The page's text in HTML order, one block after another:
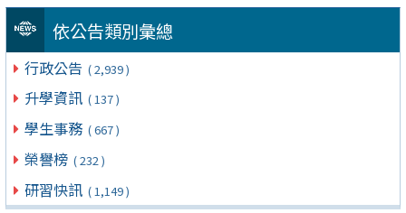
依公告類別彙總
行政公告 ( 2,939 )
升學資訊 ( 137 )
學生事務 ( 667 )
榮譽榜 ( 232 )
研習快訊 ( 1,149 )